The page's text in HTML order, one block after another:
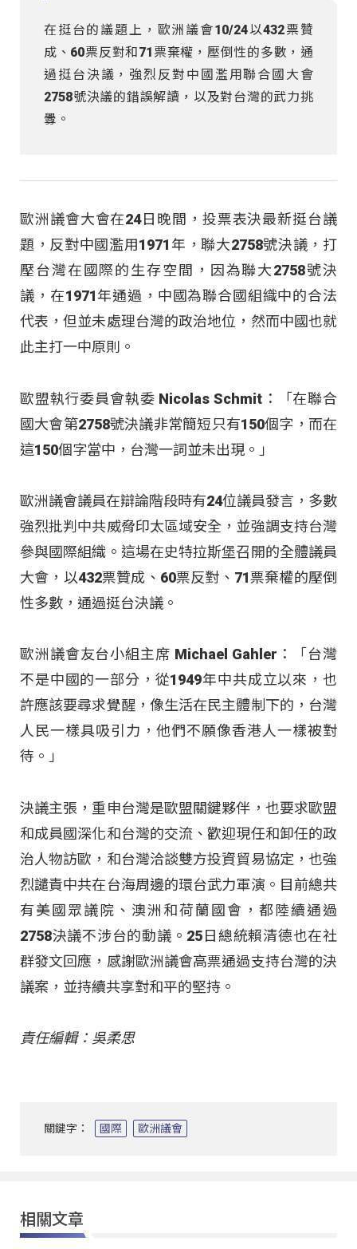
在挺台的議題上，歐洲議會10/24以432票贊
成、60票反對和71票棄權，壓倒性的多數，通
過挺台決議，強烈反對中國濫用聯合國大會
2758號決議的錯誤解讀，以及對台灣的武力挑
釁。
歐洲議會大會在24日晚間，投票表決最新挺台議
題，反對中國濫用1971年，聯大2758號決議，打
壓台灣在國際的生存空間，因為聯大2758號決
議，在1971年通過，中國為聯合國組織中的合法
代表，但並未處理台灣的政治地位，然而中國也就
此主打一中原則。
歐盟執行委員會執委 Nicolas Schmit：「在聯合
國大會第2758號決議非常簡短只有150個字，而在
這150個字當中，台灣一詞並未出現。」
歐洲議會議員在辯論階段時有24位議員發言，多數
強烈批判中共威脅印太區域安全，並強調支持台灣
參與國際組織。這場在史特拉斯堡召開的全體議員
大會，以432票贊成、60票反對、71票棄權的壓倒
性多數，通過挺台決議。
歐洲議會友台小組主席 Michael Gahler：「台灣
不是中國的一部分，從1949年中共成立以來，也
許應該要尋求覺醒，像生活在民主體制下的，台灣
人民一樣具吸引力，他們不願像香港人一樣被對
待。」
決議主張，重申台灣是歐盟關鍵夥伴，也要求歐盟
和成員國深化和台灣的交流、歡迎現任和卸任的政
治人物訪歐，和台灣洽談雙方投資貿易協定，也強
烈譴責中共在台海周邊的環台武力軍演。目前總共
有美國眾議院、澳洲和荷蘭國會，都陸續通過
2758決議不涉台的動議。25日總統賴清德也在社
群發文回應，感謝歐洲議會高票通過支持台灣的決
議案，並持續共享對和平的堅持。
責任編輯：吳柔思
關鍵字： 國際 歐洲議會
相關文章